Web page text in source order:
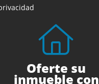
Oferte su
inmueble con